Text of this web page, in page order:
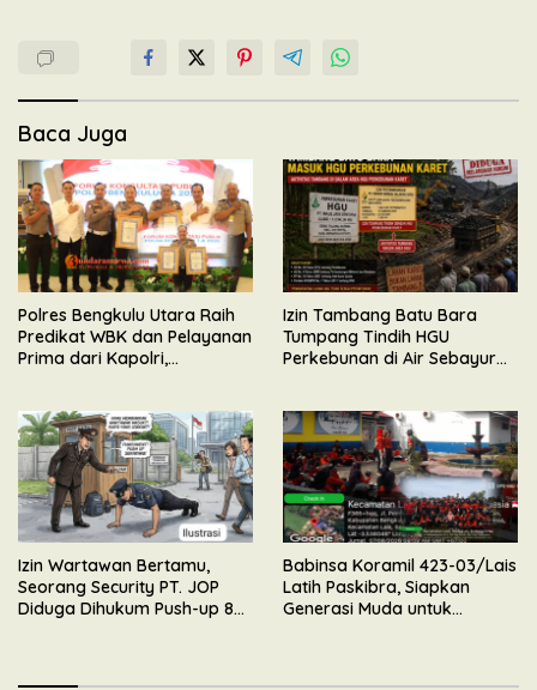
Baca Juga
Polres Bengkulu Utara Raih
Predikat WBK dan Pelayanan
Prima dari Kapolri,
Izin Tambang Batu Bara
Tumpang Tindih HGU
Perkebunan di Air Sebayur
Pemeriksaan
Izin Wartawan Bertamu,
Seorang Security PT. JOP
Diduga Dihukum Push-up 80
Babinsa Koramil 423-03/Lais
Latih Paskibra, Siapkan
Generasi Muda untuk